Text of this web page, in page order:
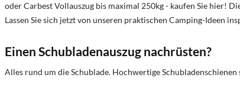
oder Carbest Vollauszug bis maximal 250kg - kaufen Sie hier!
Lassen Sie sich jetzt von unseren praktischen Camping-Ideen
Einen Schubladenauszug nachrüsten?
Alles rund um die Schublade. Hochwertige